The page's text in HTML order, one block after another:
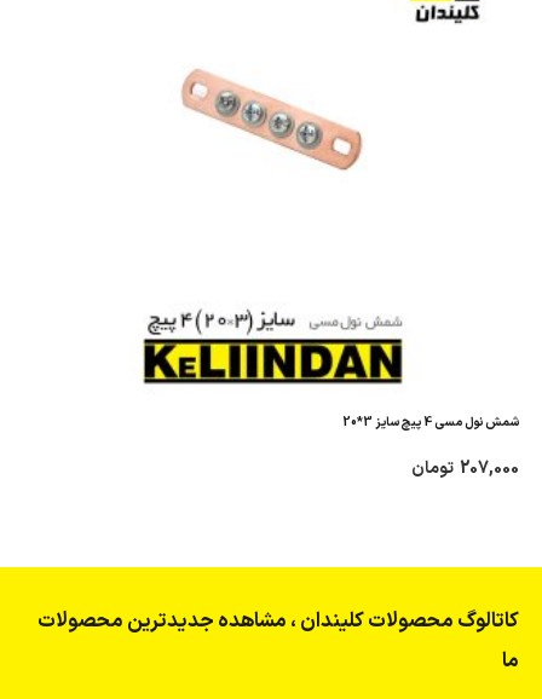
شمش نول مسی 4 پیچ سایز 3*20
207,000 تومان
کاتالوگ محصولات کلیندان ، مشاهده جدیدترین محصولات
ما